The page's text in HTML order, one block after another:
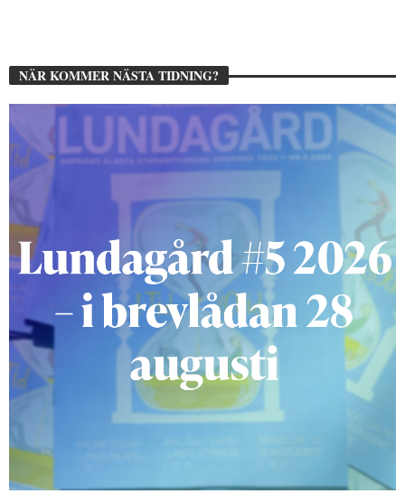
NÄR KOMMER NÄSTA TIDNING?